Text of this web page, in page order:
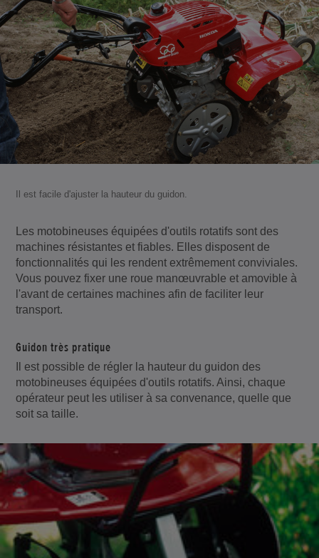
Il est facile d'ajuster la hauteur du guidon.
Les motobineuses équipées d'outils rotatifs sont des
machines résistantes et fiables. Elles disposent de
fonctionnalités qui les rendent extrêmement conviviales.
Vous pouvez fixer une roue manœuvrable et amovible à
l'avant de certaines machines afin de faciliter leur
transport.
Guidon très pratique
Il est possible de régler la hauteur du guidon des
motobineuses équipées d'outils rotatifs. Ainsi, chaque
opérateur peut les utiliser à sa convenance, quelle que
soit sa taille.